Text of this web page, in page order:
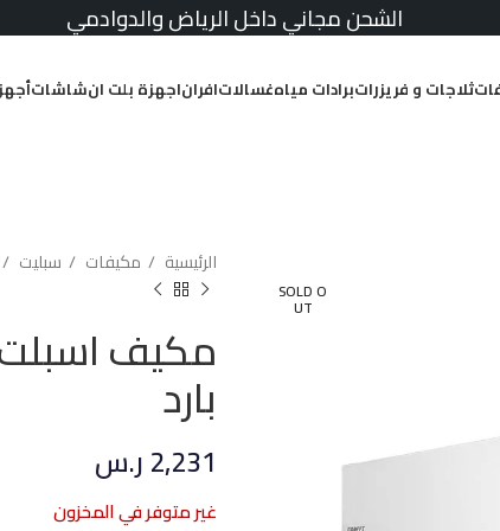
الشحن مجاني داخل الرياض والدوادمي
ثلاجات و فريزراتبرادات مياهغسالاتافراناجهزة بلت انشاشات
SOLD O
UT
الرئيسية مكيفات سبليت
بارد
2,231ر.س
غير متوفر في المخزون